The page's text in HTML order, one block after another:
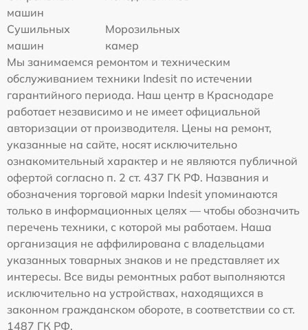
машин
Сушильных
машин
Морозильных
камер
Мы занимаемся ремонтом и техническим
обслуживанием техники Indesit по истечении
гарантийного периода. Наш центр в Краснодаре
работает независимо и не имеет официальной
авторизации от производителя. Цены на ремонт,
указанные на сайте, носят исключительно
ознакомительный характер и не являются публичной
офертой согласно п. 2 ст. 437 ГК РФ. Названия и
обозначения торговой марки Indesit упоминаются
только в информационных целях — чтобы обозначить
перечень техники, с которой мы работаем. Наша
организация не аффилирована с владельцами
указанных товарных знаков и не представляет их
интересы. Все виды ремонтных работ выполняются
исключительно на устройствах, находящихся в
законном гражданском обороте, в соответствии со ст.
1487 ГК РФ.